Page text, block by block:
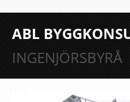
ABL
INGENJÖRSBYRÅ